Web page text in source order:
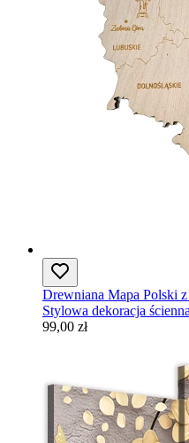
Drewniana Mapa Polski
Stylowa dekoracja
99,00 zł